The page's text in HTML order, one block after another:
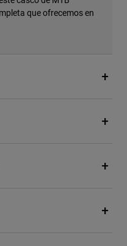
que ofrecemos en